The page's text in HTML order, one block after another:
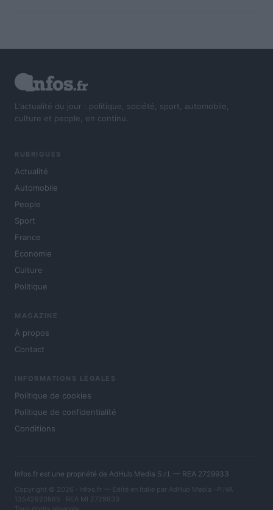
L'actualité du jour : politique, société, sport, automobile,
culture et people, en continu.
RUBRIQUES
Actualité
Automobile
People
Sport
France
Economie
Culture
Politique
MAGAZINE
À propos
Contact
INFORMATIONS LÉGALES
Politique de cookies
Politique de confidentialité
Conditions
Infos.fr est une propriété de AdHub Media S.r.l. — REA 2729933
Copyright © 2026 · Infos.fr — Édité en Italie par AdHub Media · P.IVA
13542920965 · REA MI 2729933